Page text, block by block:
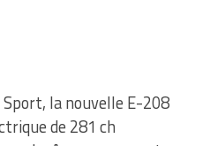
la nouvelle E-208
de 281 ch